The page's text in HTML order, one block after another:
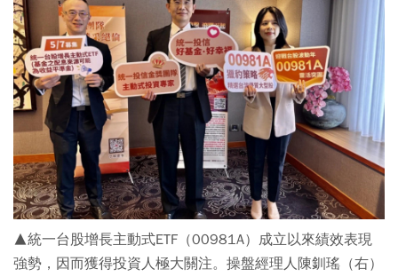
▲統一台股增長主動式ETF（00981A）成立以來績效表現
強勢，因而獲得投資人極大關注。操盤經理人陳釧瑤（右）